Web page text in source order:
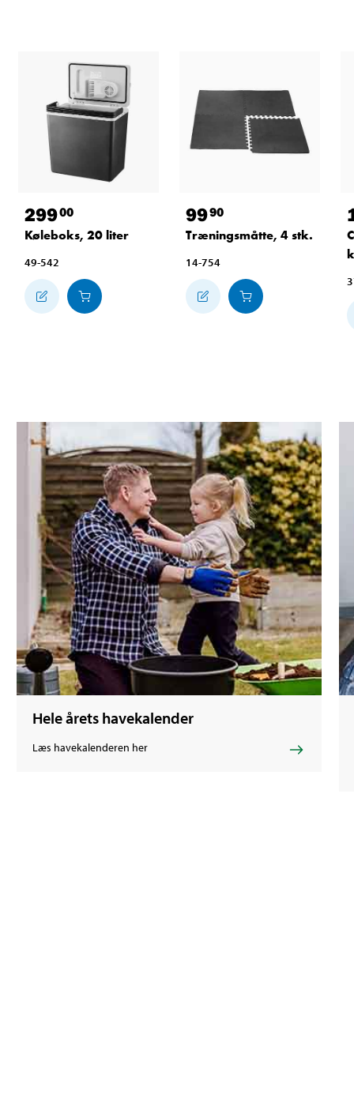
29900
Køleboks, 20 liter
49-542
9990
Træningsmåtte, 4 stk.
14-754
Hele årets havekalender
Læs havekalenderen her